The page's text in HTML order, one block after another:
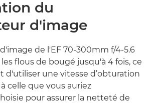
du
d'image
de l'EF 70-300mm f/4-5.6
flous de bougé jusqu'à 4 fois, ce
d'utiliser une vitesse d’obturation
celle que vous auriez
pour assurer la netteté de